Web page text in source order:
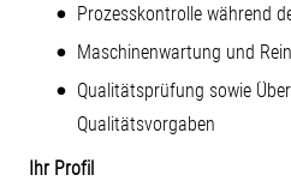
Prozesskontrolle während
Maschinenwartung und
Qualitätsprüfung sowie
Qualitätsvorgaben
Ihr Profil